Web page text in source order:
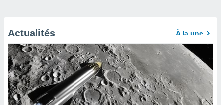
Actualités À la une